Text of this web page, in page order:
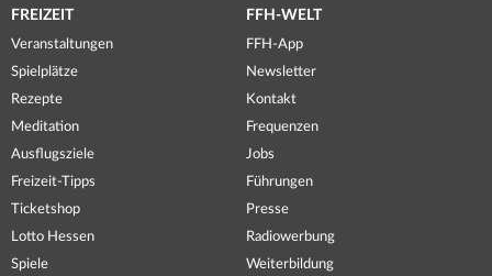
FREIZEIT
Veranstaltungen
Spielplätze
Rezepte
Meditation
Ausflugsziele
Freizeit-Tipps
Ticketshop
Lotto Hessen
Spiele
FFH-WELT
FFH-App
Newsletter
Kontakt
Frequenzen
Jobs
Führungen
Presse
Radiowerbung
Weiterbildung